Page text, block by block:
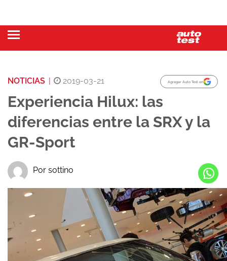
NOTICIAS | 2019-03-21 Agregar Auto Test en
Experiencia Hilux: las
diferencias entre la SRX y la
GR-Sport
Por sottino